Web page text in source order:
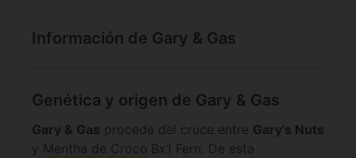
Información de Gary & Gas
Genética y origen de Gary & Gas
Gary & Gas procede del cruce entre Gary's Nuts
y Mentha de Croco Bx1 Fern. De esta